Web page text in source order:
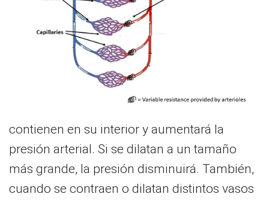
contienen en su interior y aumentará la
presión arterial. Si se dilatan a un tamaño
más grande, la presión disminuirá. También,
cuando se contraen o dilatan distintos vasos